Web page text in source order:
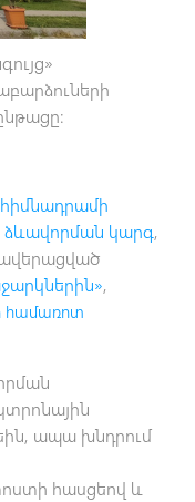
ձևավորման կարգ,
,
համառոտ
ապա խնդրում
հասցեով և